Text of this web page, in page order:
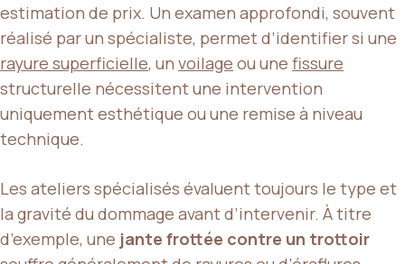
estimation de prix. Un examen approfondi, souvent
réalisé par un spécialiste, permet d’identifier si une
rayure superficielle, un voilage ou une fissure
structurelle nécessitent une intervention
uniquement esthétique ou une remise à niveau
technique.
Les ateliers spécialisés évaluent toujours le type et
la gravité du dommage avant d’intervenir. À titre
d’exemple, une jante frottée contre un trottoir